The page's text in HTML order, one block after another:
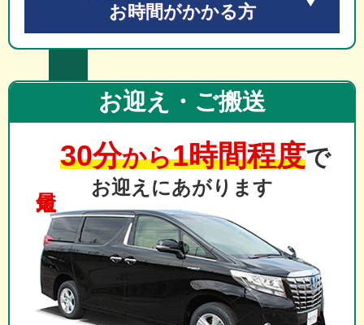
お時間がかかる方
お迎え・ご搬送
30分から1時間程度で
お迎えにあがります